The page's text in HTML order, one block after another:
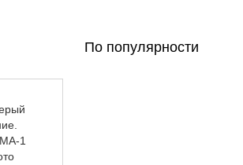
По популярности